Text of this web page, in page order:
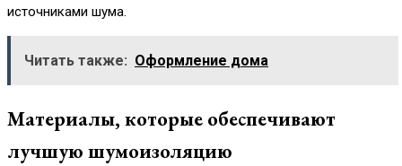
источниками шума.
Читать также: Оформление дома
Материалы, которые обеспечивают
лучшую шумоизоляцию